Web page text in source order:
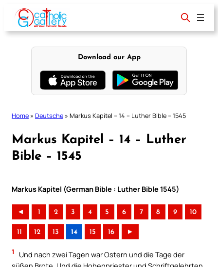
content
Download our App
Home » Deutsche » Markus Kapitel – 14 – Luther Bible – 1545
Markus Kapitel – 14 – Luther
Bible – 1545
Markus Kapitel (German Bible : Luther Bible 1545)
◄ 1 2 3 4 5 6 7 8 9 10
11 12 13 14 15 16 ►
1
Und nach zwei Tagen war Ostern und die Tage der